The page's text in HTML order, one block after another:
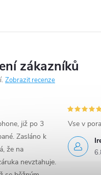
zákazníků
Zobrazit recenze
již po 3
Zasláno k
že na
nevztahuje.
Vse v